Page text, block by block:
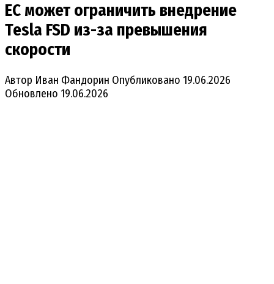
ЕС может ограничить внедрение
Tesla FSD из-за превышения
скорости
Автор Иван Фандорин Опубликовано 19.06.2026
Обновлено 19.06.2026